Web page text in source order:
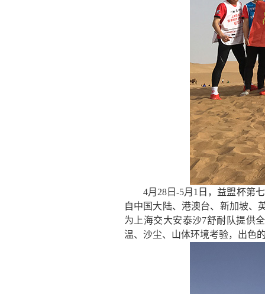
4月28日-5月1日，益盟杯第
自中国大陆、港澳台、新加坡、
为上海交大安泰沙7舒耐队提供
温、沙尘、山体环境考验，出色